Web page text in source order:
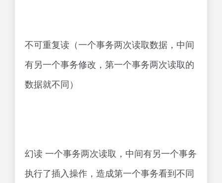
不可重复读（一个事务两次读取数据，中间
有另一个事务修改，第一个事务两次读取的
数据就不同）
幻读 一个事务两次读取，中间有另一个事务
执行了插入操作，造成第一个事务看到不同